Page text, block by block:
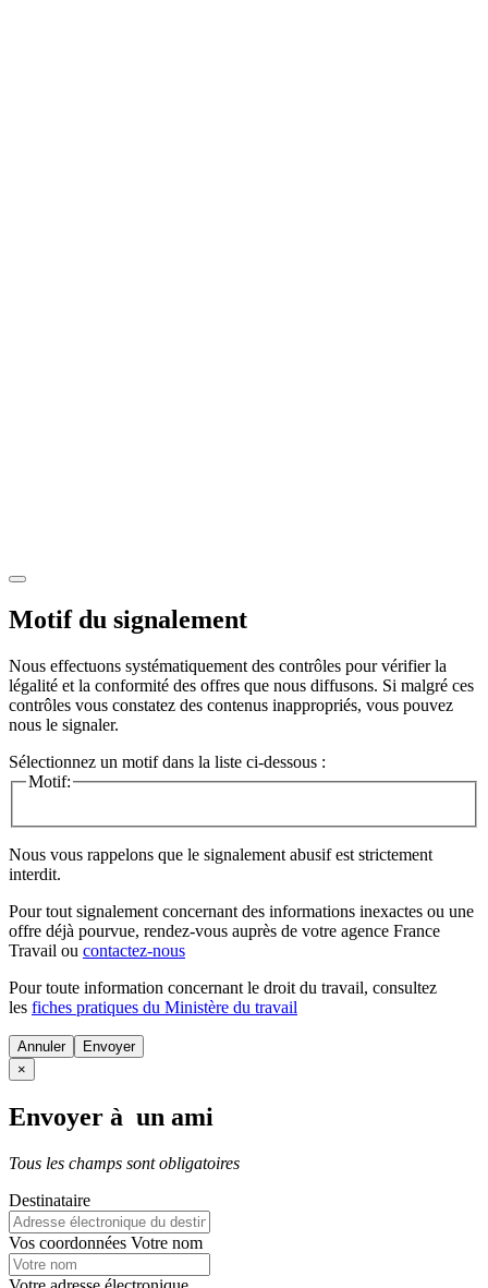
Motif du signalement
Nous effectuons systématiquement des contrôles pour vérifier la
légalité et la conformité des offres que nous diffusons. Si malgré ces
contrôles vous constatez des contenus inappropriés, vous pouvez
nous le signaler.
Sélectionnez un motif dans la liste ci-dessous :
Motif:
Nous vous rappelons que le signalement abusif est strictement
interdit.
Pour tout signalement concernant des informations inexactes ou une
offre déjà pourvue, rendez-vous auprès de votre agence France
Travail ou contactez-nous
Pour toute information concernant le droit du travail, consultez
les fiches pratiques du Ministère du travail
Annuler
×
Envoyer à un ami
Tous les champs sont obligatoires
Destinataire
Vos coordonnées Votre nom